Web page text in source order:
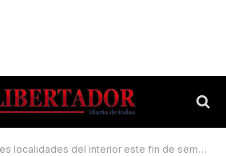
localidades del interior este fin de semana